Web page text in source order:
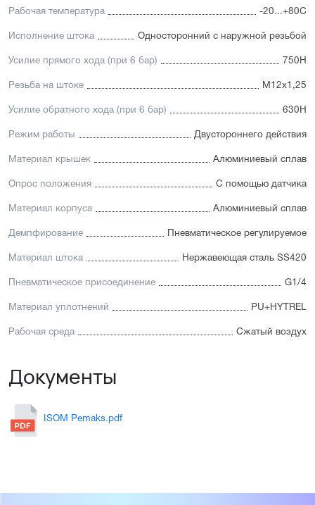
Рабочая температура -20...+80С
Исполнение штока Односторонний с наружной резьбой
Усилие прямого хода (при 6 бар) 750Н
Резьба на штоке М12х1,25
Усилие обратного хода (при 6 бар) 630Н
Режим работы Двустороннего действия
Материал крышек Алюминиевый сплав
Опрос положения С помощью датчика
Материал корпуса Алюминиевый сплав
Демпфирование Пневматическое регулируемое
Материал штока Нержавеющая сталь SS420
Пневматическое присоединение G1/4
Материал уплотнений PU+HYTREL
Рабочая среда Сжатый воздух
Документы
ISOM Pemaks.pdf